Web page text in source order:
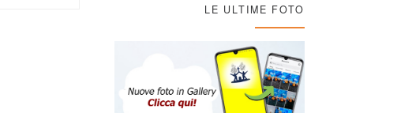
LE ULTIME FOTO